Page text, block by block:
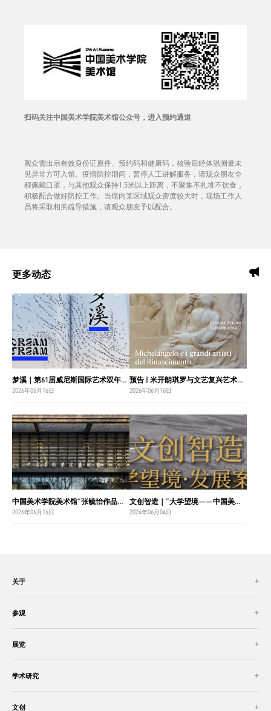
扫码关注中国美术学院美术馆公众号，进入预约通道
观众需出示有效身份证原件、预约码和健康码，核验后经体温测量未
见异常方可入馆。疫情防控期间，暂停人工讲解服务，请观众朋友全
程佩戴口罩，与其他观众保持1.5米以上距离，不聚集不扎堆不饮食，
积极配合做好防控工作。当馆内某区域观众密度较大时，现场工作人
员将采取相关疏导措施，请观众朋友予以配合。
更多动态
梦溪｜第61届威尼斯国际艺术双年展中国国家馆主视觉设计
2026年06月16日
预告 | 米开朗琪罗与文艺复兴艺术巨匠：佛罗伦萨博纳罗蒂之家珍藏
2026年06月16日
中国美术学院美术馆“张毓怡作品捐赠收藏项目”入选“2026年度国家美术作品收藏和捐赠奖励项目名单”
2026年06月16日
文创智造｜“大学望境——中国美术学院建设世界一流大学二十周年”特展导览
2026年06月04日
关于
参观
展览
学术研究
文创